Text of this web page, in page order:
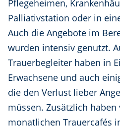
Pflegeheimen,
Palliativstation oder in
Auch die Angebote im
wurden intensiv genutzt.
Trauerbegleiter haben in
Erwachsene und auch
die den Verlust lieber
müssen. Zusätzlich
monatlichen Trauercafés